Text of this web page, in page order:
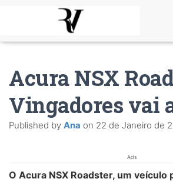
Acura NSX
Vingadores vai
Published by Ana on 22 de Janeiro de
Ads
O Acura NSX Roadster, um veículo